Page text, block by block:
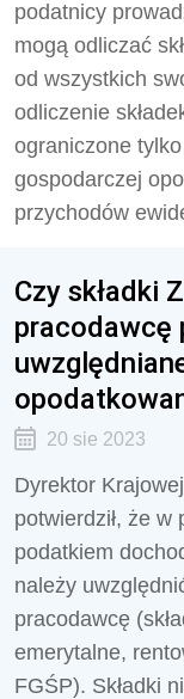
podatnicy
mogą odliczać
od wszystkich
odliczenie
ograniczone
gospodarczej
przychodów
Czy składki
pracodawcę
20 sie 2023
Dyrektor
potwierdził, że w
podatkiem
należy
pracodawcę
emerytalne,
FGŚP). Składki